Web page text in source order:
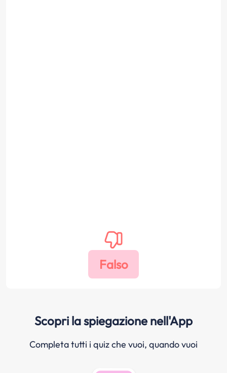
Scopri la spiegazione nell'App
Completa tutti i quiz che vuoi, quando vuoi